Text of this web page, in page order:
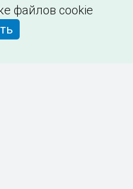
файлов cookie